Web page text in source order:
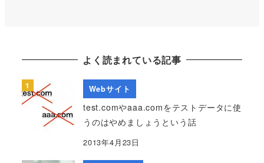
よく読まれている記事
Webサイト
test.comやaaa.comをテストデータに使
うのはやめましょうという話
2013年4月23日